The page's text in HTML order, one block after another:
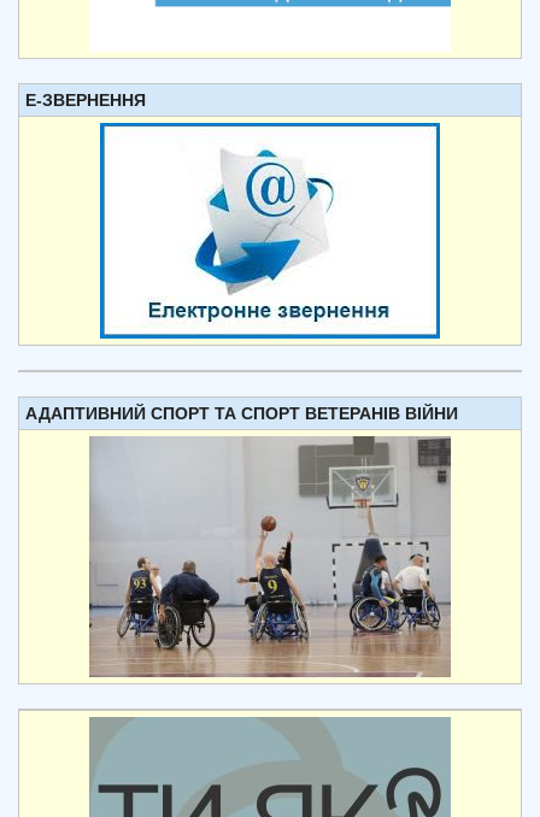
Е-ЗВЕРНЕННЯ
АДАПТИВНИЙ СПОРТ ТА СПОРТ ВЕТЕРАНІВ ВІЙНИ